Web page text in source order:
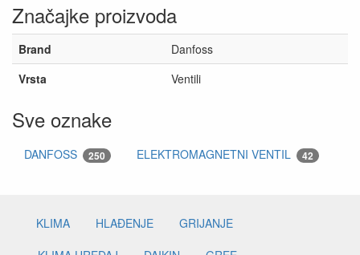
Značajke proizvoda
Brand
Danfoss
Vrsta
Ventili
Sve oznake
DANFOSS 250 ELEKTROMAGNETNI VENTIL 42
KLIMA HLAĐENJE
GRIJANJE